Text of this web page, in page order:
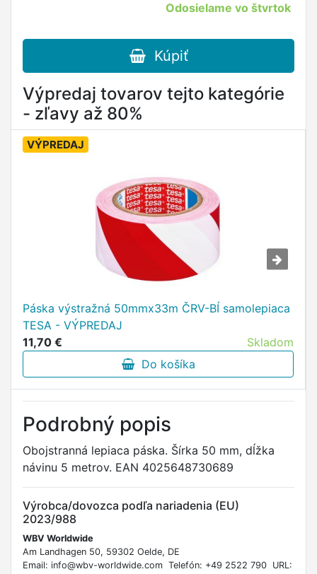
Odosielame vo štvrtok
Kúpiť
Výpredaj tovarov tejto kategórie
- zľavy až 80%
VÝPREDAJ
Páska výstražná 50mmx33m ČRV-BÍ samolepiaca
TESA - VÝPREDAJ
11,70 €
Skladom
Do košíka
Podrobný popis
Obojstranná lepiaca páska. Šírka 50 mm, dĺžka
návinu 5 metrov. EAN 4025648730689
Výrobca/dovozca podľa nariadenia (EU)
2023/988
WBV Worldwide
Am Landhagen 50, 59302 Oelde, DE
Email: info@wbv-worldwide.com Telefón: +49 2522 790 URL: